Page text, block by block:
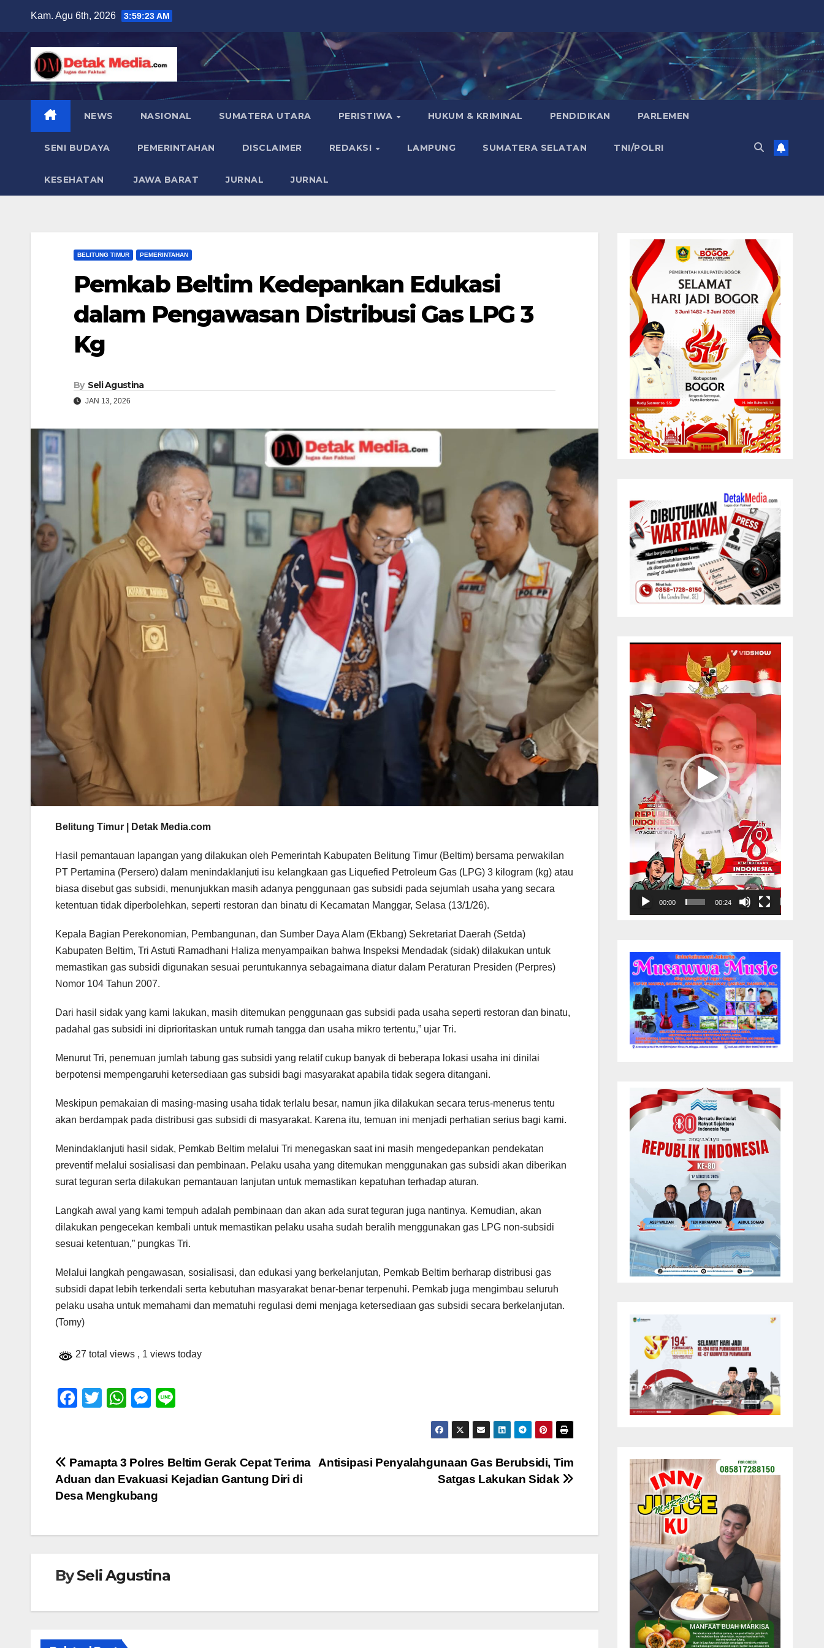
content
Kam. Agu 6th, 2026 3:59:24 AM
NEWS NASIONAL SUMATERA UTARA PERISTIWA HUKUM & KRIMINAL PENDIDIKAN PARLEMEN
SENI BUDAYA PEMERINTAHAN DISCLAIMER REDAKSI LAMPUNG SUMATERA SELATAN TNI/POLRI
KESEHATAN JAWA BARAT JURNAL JURNAL
BELITUNG TIMUR PEMERINTAHAN
Pemkab Beltim Kedepankan Edukasi
dalam Pengawasan Distribusi Gas LPG 3
Kg
By Seli Agustina
JAN 13, 2026
Belitung Timur | Detak Media.com
Hasil pemantauan lapangan yang dilakukan oleh Pemerintah Kabupaten Belitung Timur (Beltim) bersama perwakilan
PT Pertamina (Persero) dalam menindaklanjuti isu kelangkaan gas Liquefied Petroleum Gas (LPG) 3 kilogram (kg) atau
biasa disebut gas subsidi, menunjukkan masih adanya penggunaan gas subsidi pada sejumlah usaha yang secara
ketentuan tidak diperbolehkan, seperti restoran dan binatu di Kecamatan Manggar, Selasa (13/1/26).
Kepala Bagian Perekonomian, Pembangunan, dan Sumber Daya Alam (Ekbang) Sekretariat Daerah (Setda)
Kabupaten Beltim, Tri Astuti Ramadhani Haliza menyampaikan bahwa Inspeksi Mendadak (sidak) dilakukan untuk
memastikan gas subsidi digunakan sesuai peruntukannya sebagaimana diatur dalam Peraturan Presiden (Perpres)
Nomor 104 Tahun 2007.
Dari hasil sidak yang kami lakukan, masih ditemukan penggunaan gas subsidi pada usaha seperti restoran dan binatu,
padahal gas subsidi ini diprioritaskan untuk rumah tangga dan usaha mikro tertentu,” ujar Tri.
Menurut Tri, penemuan jumlah tabung gas subsidi yang relatif cukup banyak di beberapa lokasi usaha ini dinilai
berpotensi mempengaruhi ketersediaan gas subsidi bagi masyarakat apabila tidak segera ditangani.
Meskipun pemakaian di masing-masing usaha tidak terlalu besar, namun jika dilakukan secara terus-menerus tentu
akan berdampak pada distribusi gas subsidi di masyarakat. Karena itu, temuan ini menjadi perhatian serius bagi kami.
Menindaklanjuti hasil sidak, Pemkab Beltim melalui Tri menegaskan saat ini masih mengedepankan pendekatan
preventif melalui sosialisasi dan pembinaan. Pelaku usaha yang ditemukan menggunakan gas subsidi akan diberikan
surat teguran serta dilakukan pemantauan lanjutan untuk memastikan kepatuhan terhadap aturan.
Langkah awal yang kami tempuh adalah pembinaan dan akan ada surat teguran juga nantinya. Kemudian, akan
dilakukan pengecekan kembali untuk memastikan pelaku usaha sudah beralih menggunakan gas LPG non-subsidi
sesuai ketentuan,” pungkas Tri.
Melalui langkah pengawasan, sosialisasi, dan edukasi yang berkelanjutan, Pemkab Beltim berharap distribusi gas
subsidi dapat lebih terkendali serta kebutuhan masyarakat benar-benar terpenuhi. Pemkab juga mengimbau seluruh
pelaku usaha untuk memahami dan mematuhi regulasi demi menjaga ketersediaan gas subsidi secara berkelanjutan.
(Tomy)
27 total views , 1 views today
F
e
b
o
k
T
er
W
s
A
p
M
e
n
g
Navigasi
pos
Antisipasi Penyalahgunaan Gas Berubsidi, Tim
Satgas Lakukan Sidak
Pamapta 3 Polres Beltim Gerak Cepat Terima
Aduan dan Evakuasi Kejadian Gantung Diri di
Desa Mengkubang
BySeli Agustina
Video
00:00 00:24